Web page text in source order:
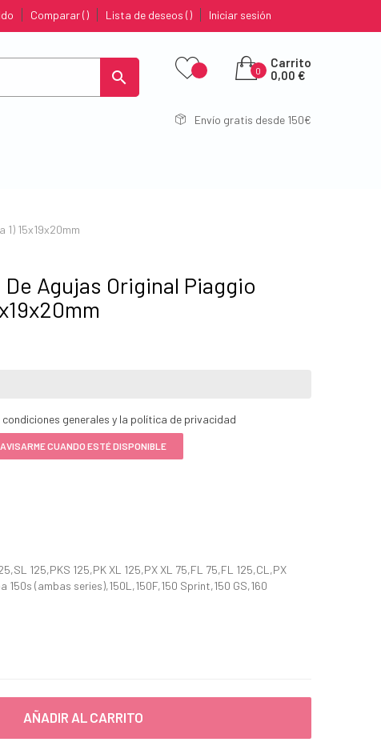
Iniciar sesión
Lista de deseos
Comparar
 0
Carrito
0,00 €
Envío gratis desde 150€
15x19x20mm
Agujas Original Piaggio
generales y la política de privacidad
AVISARME CUANDO ESTÉ DISPONIBLE
125,PKS 125,PK XL 125,PX XL 75,FL 75,FL 125,CL,PX
150s (ambas series),150L,150F,150 Sprint,150 GS,160
AÑADIR AL CARRITO